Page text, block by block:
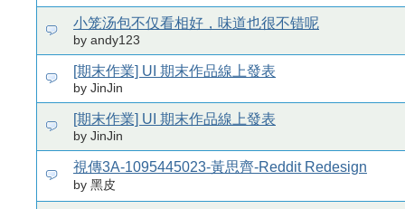
小笼汤包不仅看相好，味道也很不错呢
by andy123
[期末作業] UI 期末作品線上發表
by JinJin
[期末作業] UI 期末作品線上發表
by JinJin
視傳3A-1095445023-黃思齊-Reddit Redesign
by 黑皮